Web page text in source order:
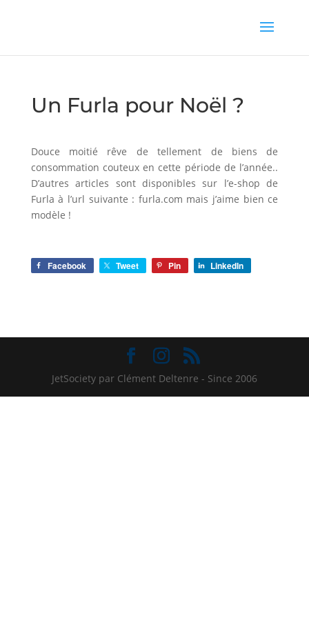
Un Furla pour Noël ?
Douce moitié rêve de tellement de biens de
consommation couteux en cette période de l’année..
D’autres articles sont disponibles sur l’e-shop de
Furla à l’url suivante : furla.com mais j’aime bien ce
modèle !
Facebook Tweet Pin LinkedIn
JetSociety par Clément Deltenre - Since 2006